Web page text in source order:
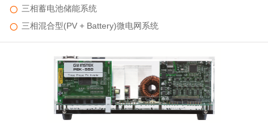
三相蓄电池储能系统
三相混合型(PV + Battery)微电网系统